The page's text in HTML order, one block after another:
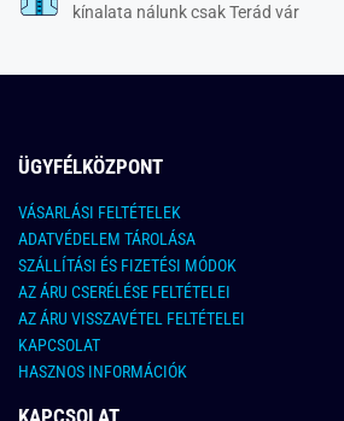
kínalata nálunk csak Terád vár
ÜGYFÉLKÖZPONT
VÁSARLÁSI FELTÉTELEK
ADATVÉDELEM TÁROLÁSA
SZÁLLÍTÁSI ÉS FIZETÉSI MÓDOK
AZ ÁRU CSERÉLÉSE FELTÉTELEI
AZ ÁRU VISSZAVÉTEL FELTÉTELEI
KAPCSOLAT
HASZNOS INFORMÁCIÓK
KAPCSOLAT